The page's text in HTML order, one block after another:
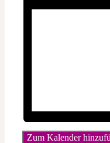
Zum Kalender